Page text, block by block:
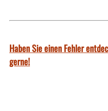
Haben Sie einen Fehler
gerne!